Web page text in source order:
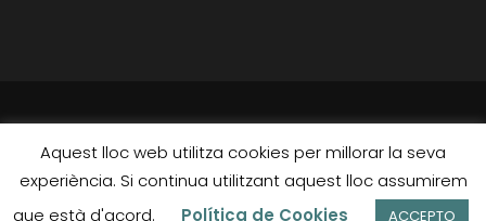
derechos | Design byFeedBack Media
Política de cookies
Aquest lloc web utilitza cookies per millorar la seva
experiència. Si continua utilitzant aquest lloc assumirem
que està d'acord.
Política de Cookies ACCEPTO